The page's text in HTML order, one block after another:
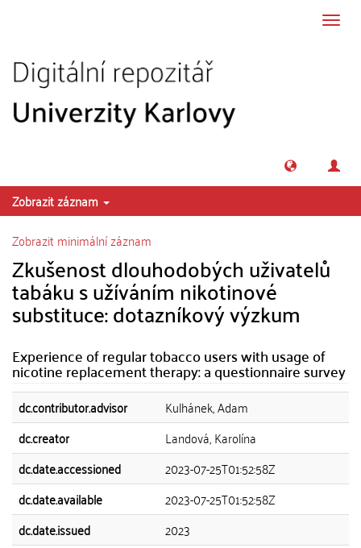
Zobrazit záznam
Zobrazit minimální záznam
Zkušenost dlouhodobých uživatelů
tabáku s užíváním nikotinové
substituce: dotazníkový výzkum
Experience of regular tobacco users with usage of
nicotine replacement therapy: a questionnaire survey
dc.contributor.advisor
Kulhánek, Adam
dc.creator
Landová, Karolína
dc.date.accessioned
2023-07-25T01:52:58Z
dc.date.available
2023-07-25T01:52:58Z
dc.date.issued
2023